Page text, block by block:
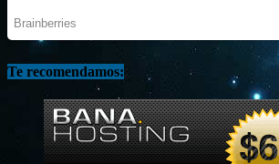
Te recomendamos: